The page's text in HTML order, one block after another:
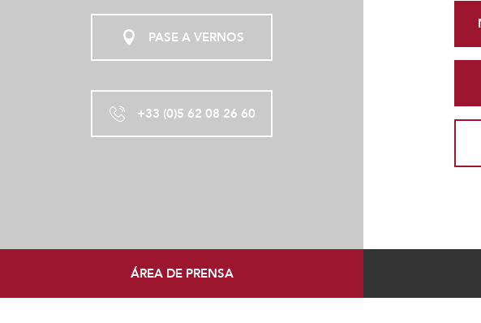
PASE A VERNOS
+33 (0)5 62 08 26 60
ÁREA DE PRENSA